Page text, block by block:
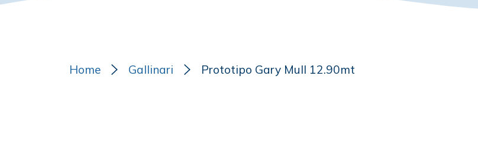
Home Gallinari Prototipo Gary Mull 12.90mt